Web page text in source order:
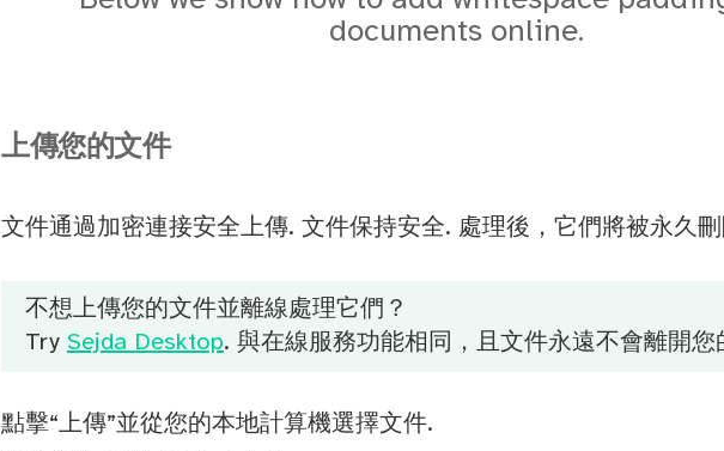
documents online.
上傳您的文件
文件通過加密連接安全上傳. 文件保持安全. 處理後，它們將被永久
不想上傳您的文件並離線處理它們？
Try Sejda Desktop. 與在線服務功能相同，且文件永遠不會離開您
點擊“上傳”並從您的本地計算機選擇文件.